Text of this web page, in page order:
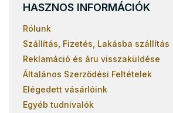
HASZNOS INFORMÁCIÓK
Rólunk
Szállítás, Fizetés, Lakásba szállítás
Reklamáció és áru visszaküldése
Általános Szerződési Feltételek
Elégedett vásárlóink
Egyéb tudnivalók